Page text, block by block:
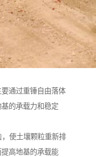
通过重锤自由落体
的承载力和稳定
使土壤颗粒重新排
高地基的承载能